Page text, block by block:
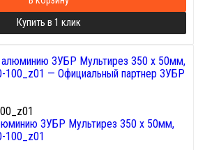
Купить в 1 клик
ЗУБР Мультирез 350 x 50мм,
100_z01